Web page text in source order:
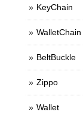
KeyChain
WalletChain
BeltBuckle
Zippo
Wallet